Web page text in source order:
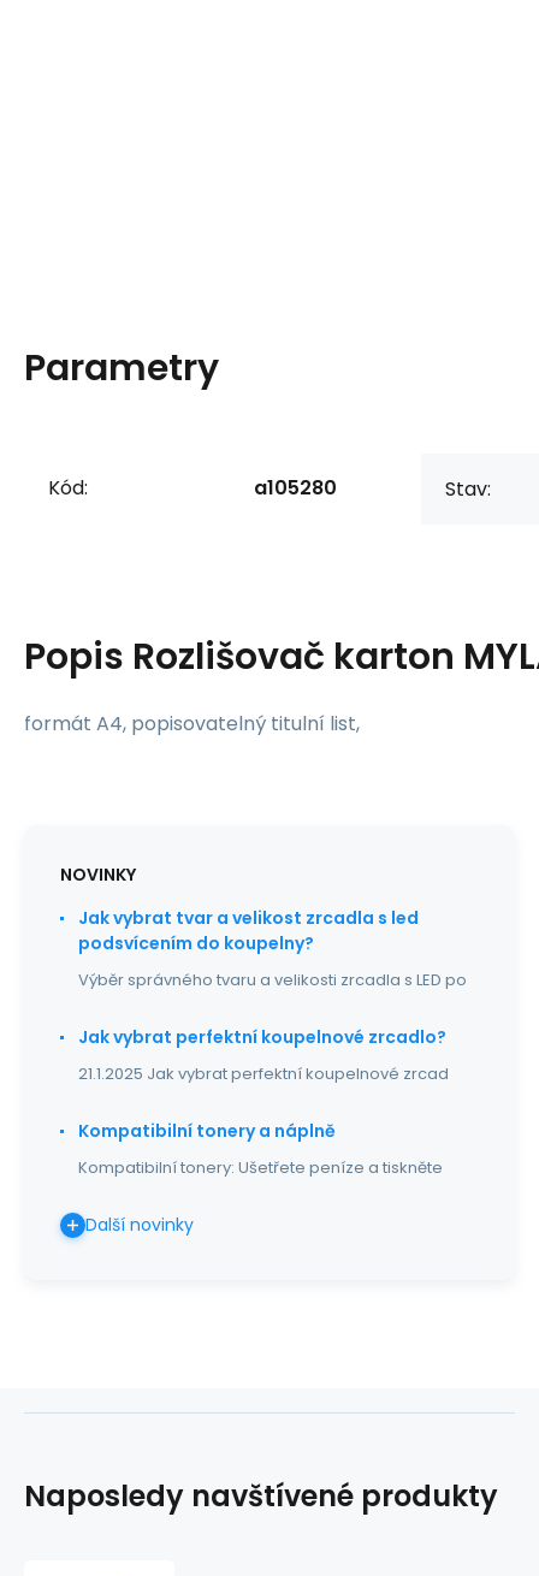
Parametry
Kód: a105280 Stav:
Popis Rozlišovač karton
formát A4, popisovatelný titulní list,
NOVINKY
Jak vybrat tvar a velikost zrcadla s led
podsvícením do koupelny?
Výběr správného tvaru a velikosti zrcadla s LED po
Jak vybrat perfektní koupelnové zrcadlo?
21.1.2025 Jak vybrat perfektní koupelnové zrcad
Kompatibilní tonery a náplně
Kompatibilní tonery: Ušetřete peníze a tiskněte
Další novinky
Naposledy navštívené produkty